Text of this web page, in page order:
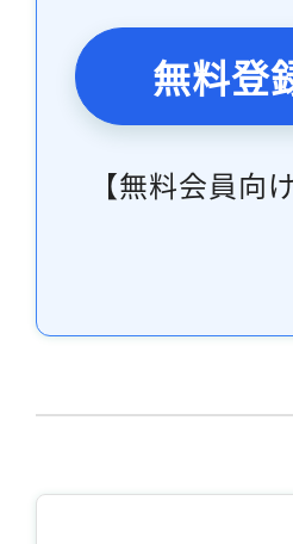
無料登
【無料会員